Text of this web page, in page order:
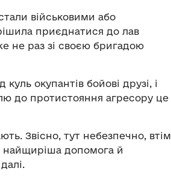
військовими або
приєднатися до лав
не раз зі своєю бригадою
куль окупантів бойові друзі, і
до протистояння агресору це
Звісно, тут небезпечно, втім,
найщиріша допомога й